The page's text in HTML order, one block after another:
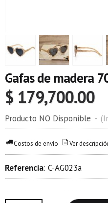
Gafas de madera
$ 179,700.00
Producto NO Disponible -
Costos de envío Ver
Referencia: C-AG023a